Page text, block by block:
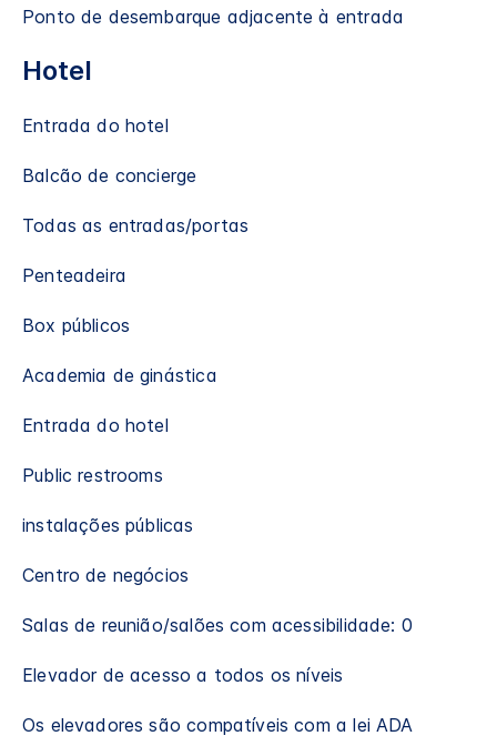
Ponto de desembarque adjacente à entrada
Hotel
Entrada do hotel
Balcão de concierge
Todas as entradas/portas
Penteadeira
Box públicos
Academia de ginástica
Entrada do hotel
Public restrooms
instalações públicas
Centro de negócios
Salas de reunião/salões com acessibilidade: 0
Elevador de acesso a todos os níveis
Os elevadores são compatíveis com a lei ADA